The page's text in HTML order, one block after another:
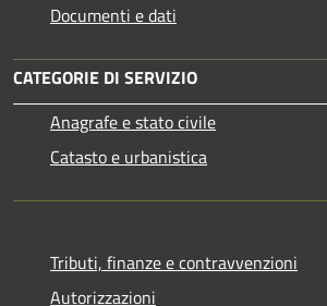
Documenti e dati
CATEGORIE DI SERVIZIO
Anagrafe e stato civile
Catasto e urbanistica
Tributi, finanze e contravvenzioni
Autorizzazioni